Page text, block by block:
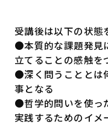
受講後は以下の状態
●本質的な課題発見
立てることの感触を
●深く問うこととは
事となる
●哲学的問いを使っ
実践するためのイメ